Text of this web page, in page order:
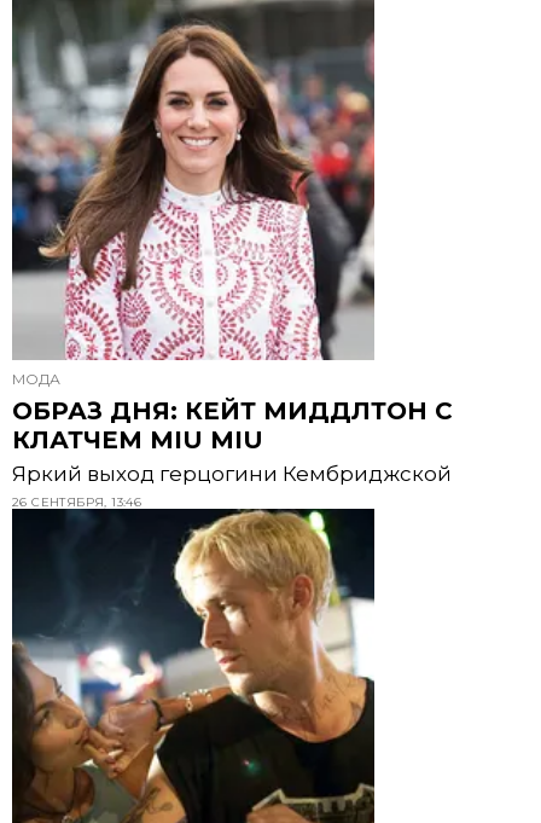
МОДА
ОБРАЗ ДНЯ: КЕЙТ МИДДЛТОН С
КЛАТЧЕМ MIU MIU
Яркий выход герцогини Кембриджской
26 СЕНТЯБРЯ, 13:46